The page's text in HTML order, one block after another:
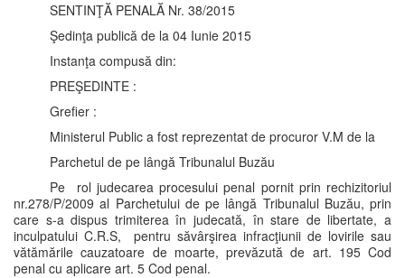
SENTINŢĂ PENALĂ Nr. 38/2015
Şedinţa publică de la 04 Iunie 2015
Instanţa compusă din:
PREŞEDINTE :
Grefier :
Ministerul Public a fost reprezentat de procuror V.M de la
Parchetul de pe lângă Tribunalul Buzău
Pe rol judecarea procesului penal pornit prin rechizitoriul
nr.278/P/2009 al Parchetului de pe lângă Tribunalul Buzău, prin
care s-a dispus trimiterea în judecată, în stare de libertate, a
inculpatului C.R.S, pentru săvârşirea infracţiunii de lovirile sau
vătămările cauzatoare de moarte, prevăzută de art. 195 Cod
penal cu aplicare art. 5 Cod penal.